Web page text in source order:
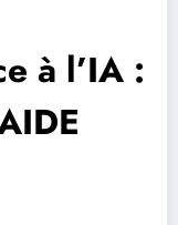
à l’IA :